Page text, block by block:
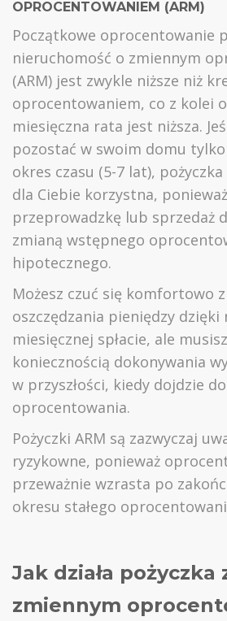
OPROCENTOWANIEM (ARM)
Początkowe oprocentowanie
nieruchomość o zmiennym
(ARM) jest zwykle niższe niż
oprocentowaniem, co z kolei
miesięczna rata jest niższa.
pozostać w swoim domu
okres czasu (5-7 lat), pożyczka
dla Ciebie korzystna,
przeprowadzkę lub sprzedaż
zmianą wstępnego
hipotecznego.
Możesz czuć się komfortowo
oszczędzania pieniędzy dzięki
miesięcznej spłacie, ale
koniecznością dokonywania
w przyszłości, kiedy dojdzie
oprocentowania.
Pożyczki ARM są zazwyczaj
ryzykowne, ponieważ
przeważnie wzrasta po
okresu stałego
Jak działa pożyczka
zmiennym